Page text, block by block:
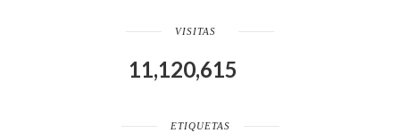
VISITAS
11,120,615
ETIQUETAS